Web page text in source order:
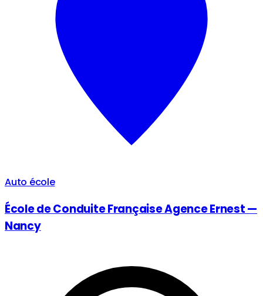
Auto école
École de Conduite Française Agence Ernest —
Nancy